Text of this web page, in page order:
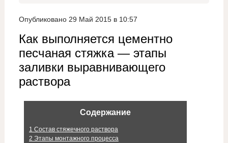
Опубликовано 29 Май 2015 в 10:57
Как выполняется цементно
песчаная стяжка — этапы
заливки выравнивающего
раствора
Содержание
1 Состав стяжечного раствора
2 Этапы монтажного процесса